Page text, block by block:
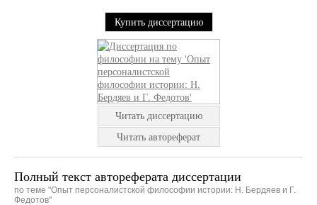
Купить диссертацию
Читать диссертацию
Читать автореферат
Полный текст автореферата диссертации
по теме "Опыт персоналистской философии истории: Н. Бердяев и Г.
Федотов"